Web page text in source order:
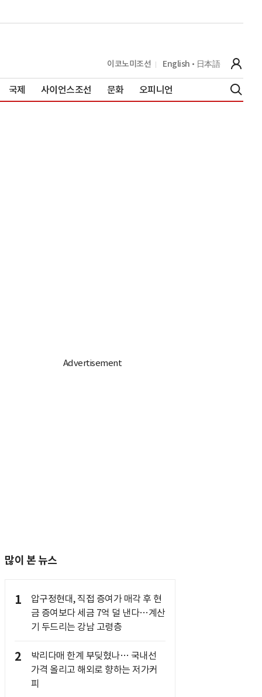
이코노미조선 English 日本語
국제 사이언스조선 문화 오피니언
많이 본 뉴스
1
압구정현대, 직접 증여가 매각 후 현
금 증여보다 세금 7억 덜 낸다…계산
기 두드리는 강남 고령층
2
박리다매 한계 부딪혔나… 국내선
가격 올리고 해외로 향하는 저가커
피